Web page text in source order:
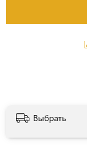
Выбрать